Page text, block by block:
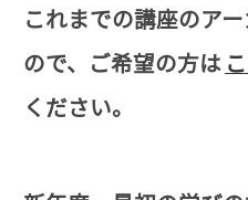
これまでの講座のア
ので、ご希望の方は
ください。